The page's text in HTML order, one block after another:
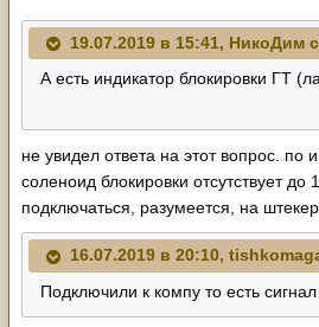
19.07.2019 в 15:41, НикоДим
А есть индикатор блокировки ГТ
не увидел ответа на этот вопрос. по
соленоид блокировки отсутствует
подключаться, разумеется, на
16.07.2019 в 20:10,
Подключили к компу то есть сигнал